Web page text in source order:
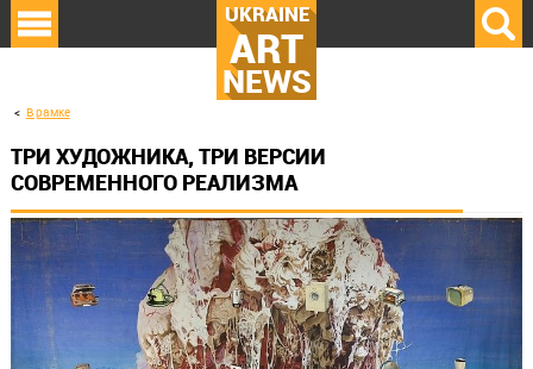
UKRAINE
ART
NEWS
В рамке
ТРИ ХУДОЖНИКА, ТРИ ВЕРСИИ
СОВРЕМЕННОГО РЕАЛИЗМА